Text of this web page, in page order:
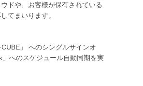
ドや、お客様が保有されている
てまいります。
」 へのシングルサインオ
へのスケジュール自動同期を実